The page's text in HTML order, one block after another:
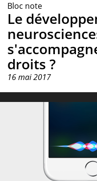
Bloc note
Le
droits ?
16 mai 2017